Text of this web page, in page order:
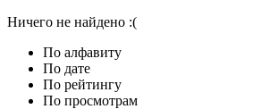
Ничего не найдено :(
По алфавиту
По дате
По рейтингу
По просмотрам